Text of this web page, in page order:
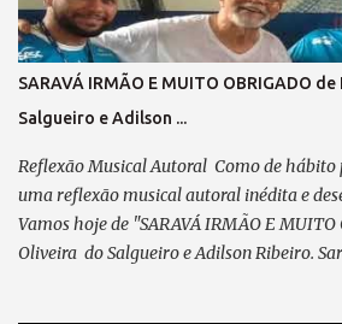
Feliz, é quem consegue enxergar Muito
observar; Verso 2: Já desfilei na Avenida,
querida, Escrevi o livro da minha vida,
em lamentação, Agradeço sempre ao
minha direção. Refrão 2: A visão do
SARAVÁ IRMÃO E MUITO OBRIGADO
Salgueiro e Adilson ...
Reflexão Musical Autoral Como de hábito
uma reflexão musical autoral inédita e
Vamos hoje de "SARAVÁ IRMÃO E
Oliveira do Salgueiro e Adilson Ribeiro.